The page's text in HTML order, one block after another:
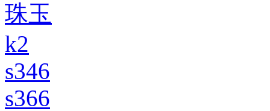
珠玉
k2
s346
s366